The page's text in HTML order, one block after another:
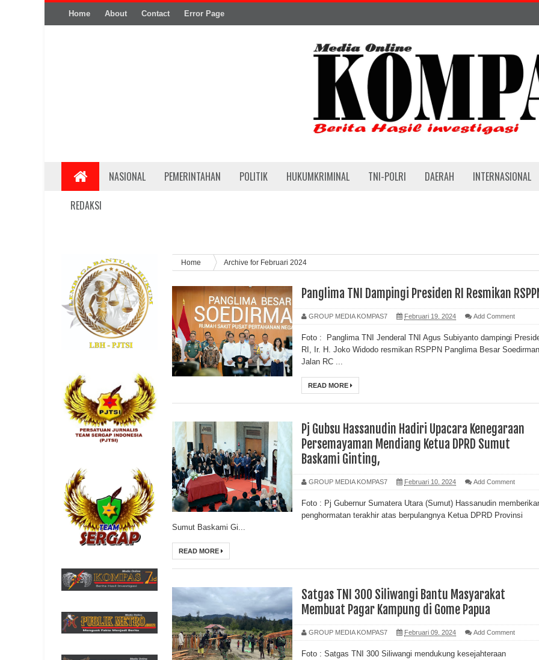
Home About Contact Error Page
NASIONAL PEMERINTAHAN POLITIK HUKUMKRIMINAL TNI-POLRI DAERAH
INTERNASIONAL
REDAKSI
Home Archive for Februari 2024
Panglima TNI Dampingi Presiden RI Resmikan
GROUP MEDIA KOMPAS7 Februari 19, 2024 Add Comment
Foto : Panglima TNI Jenderal TNI Agus Subiyanto dampingi
RI, Ir. H. Joko Widodo resmikan RSPPN Panglima Besar
Jalan RC ...
READ MORE
Pj Gubsu Hassanudin Hadiri Upacara Kenegaraan
Persemayaman Mendiang Ketua DPRD Sumut
Baskami Ginting,
GROUP MEDIA KOMPAS7 Februari 10, 2024 Add Comment
Foto : Pj Gubernur Sumatera Utara (Sumut) Hassanudin
penghormatan terakhir atas berpulangnya Ketua DPRD Provinsi
Sumut Baskami Gi...
READ MORE
Satgas TNI 300 Siliwangi Bantu Masyarakat
Membuat Pagar Kampung di Gome Papua
GROUP MEDIA KOMPAS7 Februari 09, 2024 Add Comment
Foto : Satgas TNI 300 Siliwangi mendukung kesejahteraan